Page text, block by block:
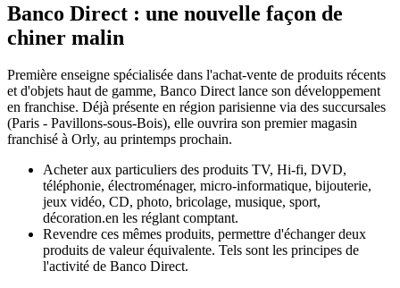
Banco Direct : une nouvelle façon de
chiner malin
Première enseigne spécialisée dans l'achat-vente de produits récents
et d'objets haut de gamme, Banco Direct lance son développement
en franchise. Déjà présente en région parisienne via des succursales
(Paris - Pavillons-sous-Bois), elle ouvrira son premier magasin
franchisé à Orly, au printemps prochain.
Acheter aux particuliers des produits TV, Hi-fi, DVD,
téléphonie, électroménager, micro-informatique, bijouterie,
jeux vidéo, CD, photo, bricolage, musique, sport,
décoration.en les réglant comptant.
Revendre ces mêmes produits, permettre d'échanger deux
produits de valeur équivalente. Tels sont les principes de
l'activité de Banco Direct.